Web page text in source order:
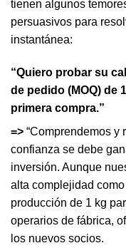
tienen algunos
persuasivos para
instantánea:
“Quiero probar su
de pedido (MOQ) de
primera compra.”
=> “Comprendemos y
confianza se debe
inversión. Aunque
alta complejidad
producción de 1 kg
operarios de fábrica,
los nuevos socios.